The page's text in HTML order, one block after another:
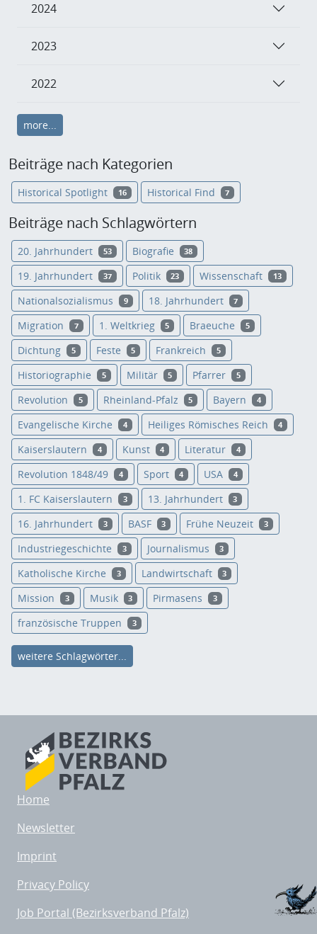
2024
2023
2022
more...
Beiträge nach Kategorien
Historical Spotlight 16 Historical Find 7
Beiträge nach Schlagwörtern
20. Jahrhundert 53 Biografie 38
19. Jahrhundert 37 Politik 23 Wissenschaft 13
Nationalsozialismus 9 18. Jahrhundert 7
Migration 7 1. Weltkrieg 5 Braeuche 5
Dichtung 5 Feste 5 Frankreich 5
Historiographie 5 Militär 5 Pfarrer 5
Revolution 5 Rheinland-Pfalz 5 Bayern 4
Evangelische Kirche 4 Heiliges Römisches Reich 4
Kaiserslautern 4 Kunst 4 Literatur 4
Revolution 1848/49 4 Sport 4 USA 4
1. FC Kaiserslautern 3 13. Jahrhundert 3
16. Jahrhundert 3 BASF 3 Frühe Neuzeit 3
Industriegeschichte 3 Journalismus 3
Katholische Kirche 3 Landwirtschaft 3
Mission 3 Musik 3 Pirmasens 3
französische Truppen 3
weitere Schlagwörter...
Home
Newsletter
Imprint
Privacy Policy
Job Portal (Bezirksverband Pfalz)